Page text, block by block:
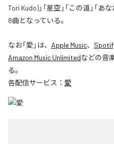
Tori Kudo)」「星空」「この道」「
8曲となっている。
なお「愛 」は、 Apple Music、
Amazon Music Unlimitedなどの音
る。
各配信サービス： 愛